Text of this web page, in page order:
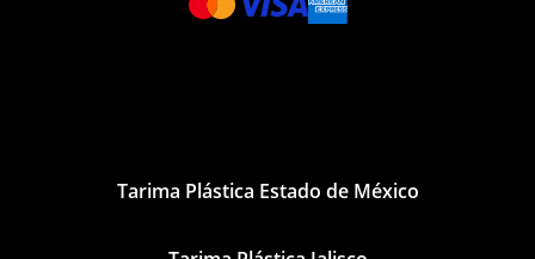
Tarima Plástica Estado de México